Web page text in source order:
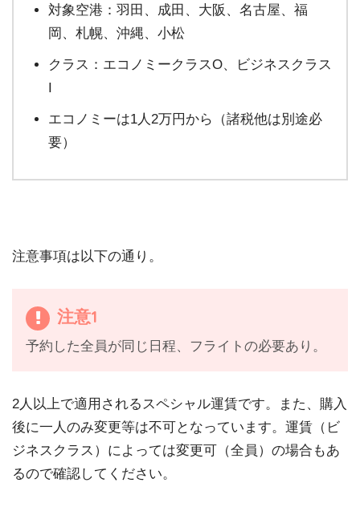
対象空港：羽田、成田、大阪、名古屋、福
岡、札幌、沖縄、小松
クラス：エコノミークラスO、ビジネスクラス
エコノミーは1人2万円から（諸税他は別途必
要）
注意事項は以下の通り。
注意1
予約した全員が同じ日程、フライトの必要あり。
2人以上で適用されるスペシャル運賃です。また、購入
後に一人のみ変更等は不可となっています。運賃（ビ
ジネスクラス）によっては変更可（全員）の場合もあ
るので確認してください。